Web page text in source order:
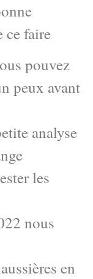
ce faire
pouvez
peux avant
analyse
les
nous
en